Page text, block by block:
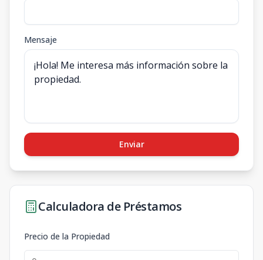
Mensaje
Enviar
Calculadora de Préstamos
Precio de la Propiedad